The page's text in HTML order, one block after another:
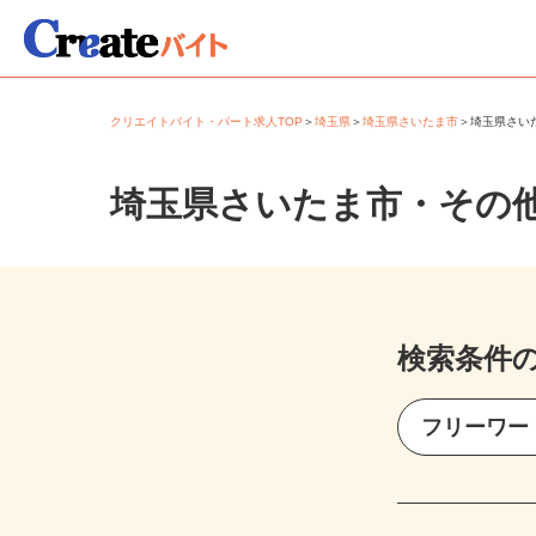
クリエイトバイト・パート求人TOP＞埼玉県＞埼玉県さいたま市＞埼玉県さ
埼玉県さいたま市・その
検索条件